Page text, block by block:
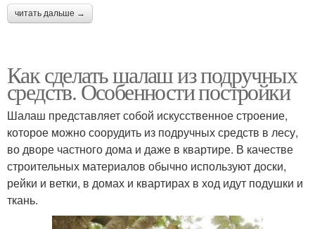
читать дальше →
Как сделать шалаш из подручных
средств. Особенности постройки
Шалаш представляет собой искусственное строение,
которое можно соорудить из подручных средств в лесу,
во дворе частного дома и даже в квартире. В качестве
строительных материалов обычно используют доски,
рейки и ветки, в домах и квартирах в ход идут подушки и
ткань.